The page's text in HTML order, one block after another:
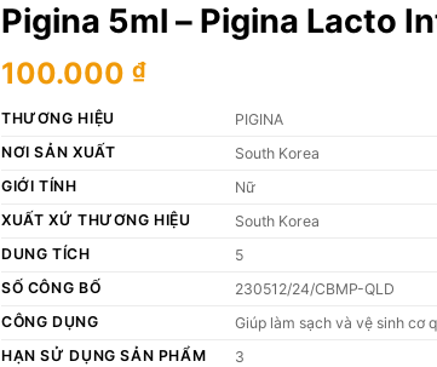
Pigina 5ml – Pigina Lacto
100.000 ₫
THƯƠNG HIỆU
PIGINA
NƠI SẢN XUẤT
South Korea
GIỚI TÍNH
Nữ
XUẤT XỨ THƯƠNG HIỆU
South Korea
DUNG TÍCH
5
SỐ CÔNG BỐ
230512/24/CBMP-QLD
CÔNG DỤNG
Giúp làm sạch và vệ sinh cơ
HẠN SỬ DỤNG SẢN PHẨM
3